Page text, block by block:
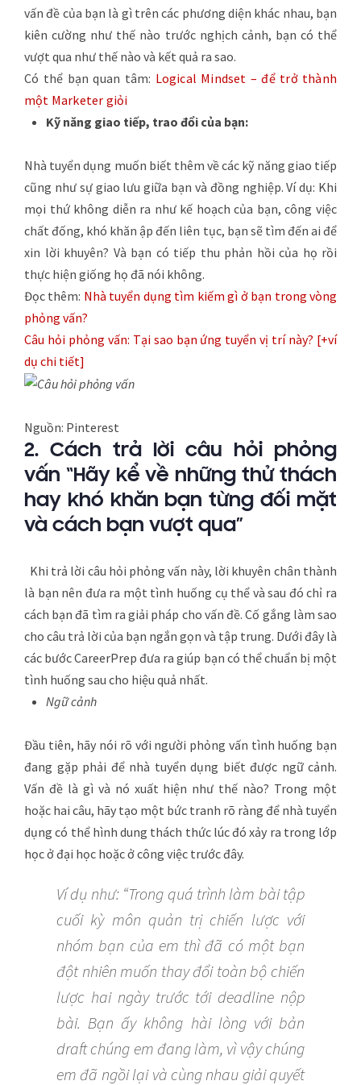
vấn đề của bạn là gì trên các phương diện khác nhau, bạn
kiên cường như thế nào trước nghịch cảnh, bạn có thể
vượt qua như thế nào và kết quả ra sao.
Có thể bạn quan tâm: Logical Mindset – để trở thành
một Marketer giỏi
Kỹ năng giao tiếp, trao đổi của bạn:
Nhà tuyển dụng muốn biết thêm về các kỹ năng giao tiếp
cũng như sự giao lưu giữa bạn và đồng nghiệp. Ví dụ: Khi
mọi thứ không diễn ra như kế hoạch của bạn, công việc
chất đống, khó khăn ập đến liên tục, bạn sẽ tìm đến ai để
xin lời khuyên? Và bạn có tiếp thu phản hồi của họ rồi
thực hiện giống họ đã nói không.
Đọc thêm: Nhà tuyển dụng tìm kiếm gì ở bạn trong vòng
phỏng vấn?
Câu hỏi phỏng vấn: Tại sao bạn ứng tuyển vị trí này? [+ví
dụ chi tiết]
Nguồn: Pinterest
2. Cách trả lời câu hỏi phỏng
vấn “Hãy kể về những thử thách
hay khó khăn bạn từng đối mặt
và cách bạn vượt qua”
Khi trả lời câu hỏi phỏng vấn này, lời khuyên chân thành
là bạn nên đưa ra một tình huống cụ thể và sau đó chỉ ra
cách bạn đã tìm ra giải pháp cho vấn đề. Cố gắng làm sao
cho câu trả lời của bạn ngắn gọn và tập trung. Dưới đây là
các bước CareerPrep đưa ra giúp bạn có thể chuẩn bị một
tình huống sau cho hiệu quả nhất.
Ngữ cảnh
Đầu tiên, hãy nói rõ với người phỏng vấn tình huống bạn
đang gặp phải để nhà tuyển dụng biết được ngữ cảnh.
Vấn đề là gì và nó xuất hiện như thế nào? Trong một
hoặc hai câu, hãy tạo một bức tranh rõ ràng để nhà tuyển
dụng có thể hình dung thách thức lúc đó xảy ra trong lớp
học ở đại học hoặc ở công việc trước đây.
Ví dụ như: “Trong quá trình làm bài tập
cuối kỳ môn quản trị chiến lược với
nhóm bạn của em thì đã có một bạn
đột nhiên muốn thay đổi toàn bộ chiến
lược hai ngày trước tới deadline nộp
bài. Bạn ấy không hài lòng với bản
draft chúng em đang làm, vì vậy chúng
em đã ngồi lại và cùng nhau giải quyết